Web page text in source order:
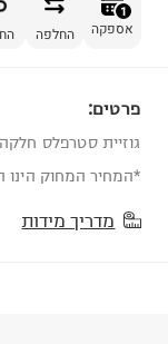
1
אספקה החלפה
פרטים:
גוזיית סטרפלס
*המחיר המחוק הינו
מדריך מידות